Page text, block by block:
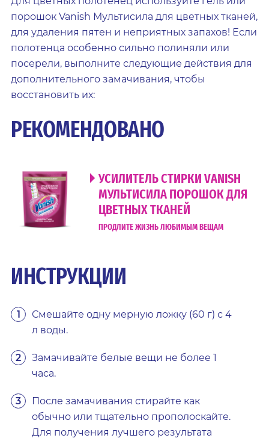
порошок Vanish Мультисила для цветных тканей,
для удаления пятен и неприятных запахов! Если
полотенца особенно сильно полиняли или
посерели, выполните следующие действия для
дополнительного замачивания, чтобы
восстановить их:
РЕКОМЕНДОВАНО
УСИЛИТЕЛЬ СТИРКИ VANISH
МУЛЬТИСИЛА ПОРОШОК ДЛЯ
ЦВЕТНЫХ ТКАНЕЙ
ПРОДЛИТЕ ЖИЗНЬ ЛЮБИМЫМ ВЕЩАМ
ИНСТРУКЦИИ
Смешайте одну мерную ложку (60 г) с 4
л воды.
Замачивайте белые вещи не более 1
часа.
После замачивания стирайте как
обычно или тщательно прополоскайте.
Для получения лучшего результата